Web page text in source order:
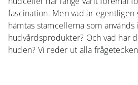
fascination. Men vad är egentligen
hämtas stamcellerna som används
hudvårdsprodukter? Och vad har
huden? Vi reder ut alla